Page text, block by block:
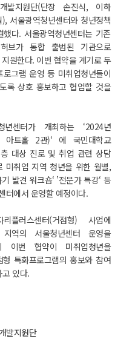
발지원단(단장 손진식, 이하
서울광역청년센터와 청년정책
다. 서울광역청년센터는 기존
허브가 통합 출범된 기관으로
원한다. 이번 협약을 계기로 두
그램 운영 등 미취업청년들이
록 상호 홍보하고 협업할 것을
센터가 개최하는 ‘2024년
아트홀 2관)‘ 에 국민대학교
대상 진로 및 취업 관련 상담
미취업 지역 청년을 위한 월별,
발견 워크숍‘ ’전문가 특강‘ 등
터에서 운영할 예정이다.
플러스센터(거점형) 사업에
역의 서울청년센터 운영을
이번 협약이 미취업청년을
특화프로그램의 홍보와 참여
있다.
발지원단